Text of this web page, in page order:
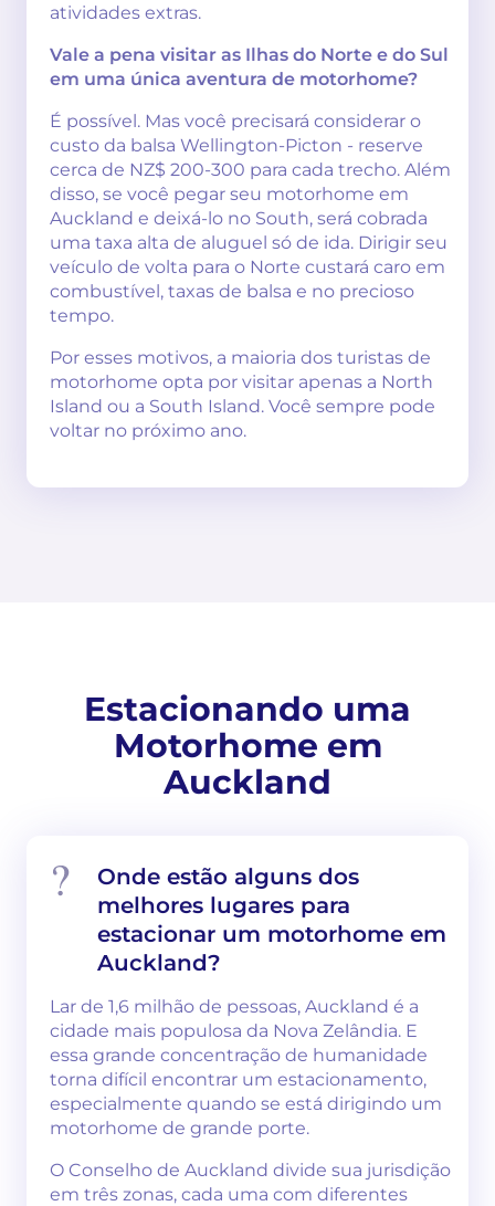
atividades extras.
Vale a pena visitar as Ilhas do Norte e do Sul
em uma única aventura de motorhome?
É possível. Mas você precisará considerar o
custo da balsa Wellington-Picton - reserve
cerca de NZ$ 200-300 para cada trecho. Além
disso, se você pegar seu motorhome em
Auckland e deixá-lo no South, será cobrada
uma taxa alta de aluguel só de ida. Dirigir seu
veículo de volta para o Norte custará caro em
combustível, taxas de balsa e no precioso
tempo.
Por esses motivos, a maioria dos turistas de
motorhome opta por visitar apenas a North
Island ou a South Island. Você sempre pode
voltar no próximo ano.
Estacionando uma
Motorhome em
Auckland
Onde estão alguns dos
melhores lugares para
estacionar um motorhome em
Auckland?
Lar de 1,6 milhão de pessoas, Auckland é a
cidade mais populosa da Nova Zelândia. E
essa grande concentração de humanidade
torna difícil encontrar um estacionamento,
especialmente quando se está dirigindo um
motorhome de grande porte.
O Conselho de Auckland divide sua jurisdição
em três zonas, cada uma com diferentes